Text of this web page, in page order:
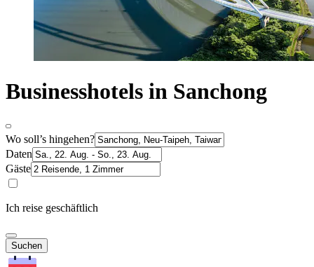
Businesshotels in Sanchong
Wo soll’s hingehen?
Daten
Gäste
Ich reise geschäftlich
Suchen